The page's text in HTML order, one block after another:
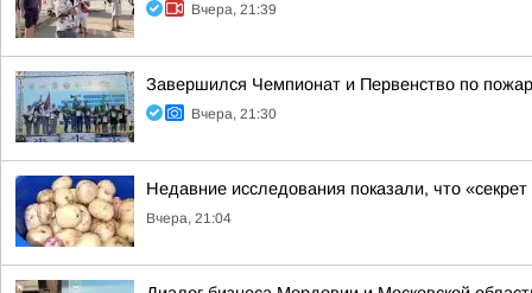
Вчера, 21:39
Завершился Чемпионат и Первенство по
Вчера, 21:30
Недавние исследования показали, что
Вчера, 21:04